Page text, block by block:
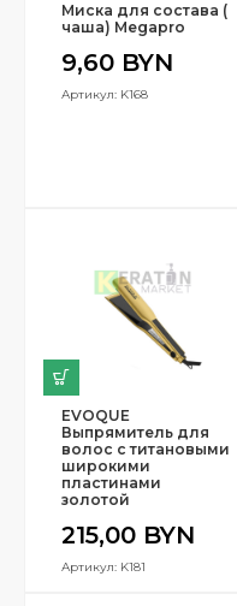
Миска для состава (
чаша) Megapro
9,60 BYN
Артикул: K168
EVOQUE
Выпрямитель для
волос с титановыми
широкими
пластинами
золотой
215,00 BYN
Артикул: K181